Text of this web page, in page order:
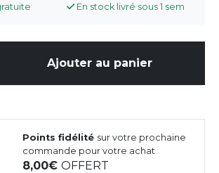
En stock livré sous 1 sem
Ajouter au panier
Points fidélité sur votre prochaine
commande pour votre achat
8,00OFFERT